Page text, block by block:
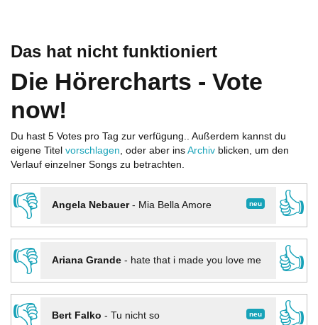
Das hat nicht funktioniert
Die Hörercharts - Vote
now!
Du hast 5 Votes pro Tag zur verfügung.. Außerdem kannst du
eigene Titel vorschlagen, oder aber ins Archiv blicken, um den
Verlauf einzelner Songs zu betrachten.
👎 neu
Angela Nebauer- Mia Bella Amore
👍
👎
Ariana Grande- hate that i made you love me
👍
👎
neu
Bert Falko - Tu nicht so
👍